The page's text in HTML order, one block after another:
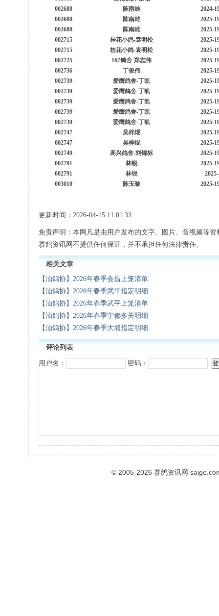
002688
陈南雄
2024-
002688
陈南雄
2025-
002688
陈南雄
2025-
002715
桂花小鸽-袁明松
2025-
002715
桂花小鸽-袁明松
2025-
002725
167鸽舍-郑志伟
2025-
002736
丁俊伟
2025-
002739
爱鹰鸽舍-丁凯
2025-
002739
爱鹰鸽舍-丁凯
2025-
002739
爱鹰鸽舍-丁凯
2025-
002739
爱鹰鸽舍-丁凯
2025-
002739
爱鹰鸽舍-丁凯
2025-
002747
吴梓焜
2025-
002747
吴梓焜
2025-
002749
高兴鸽舍-刘锦标
2025-
002791
林锐
2025-
002791
林锐
003010
陈玉璇 2025-
更新时间：2026-04-15 11:01:33
免责声明：本网凡是由用户发布的文字、图片、音视频等
赛鸽资讯网不提供任何保证，并不承担任何法律责任。
相关文章
【汕鸽协】2026年春季会昌上笼清单
【汕鸽协】2026年春季武平指定明细
【汕鸽协】2026年春季武平上笼清单
【汕鸽协】2026年春季宁都多关明细
【汕鸽协】2026年春季大埔指定明细
评论列表
用户名： 密码：
© 2005-2026 赛鸽资讯网